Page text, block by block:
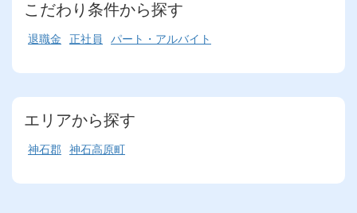
こだわり条件から探す
退職金 正社員 パート・アルバイト
エリアから探す
神石郡 神石高原町